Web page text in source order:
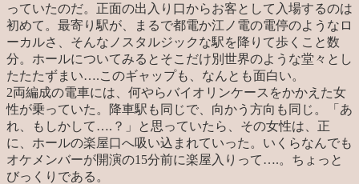
っていたのだ。正面の出入り口からお客として入場するのは
初めて。最寄り駅が、まるで都電か江ノ電の電停のようなロ
ーカルさ、そんなノスタルジックな駅を降りて歩くこと数
分。ホールについてみるとそこだけ別世界のような堂々とし
たたたずまい….このギャップも、なんとも面白い。
2両編成の電車には、何やらバイオリンケースをかかえた女
性が乗っていた。降車駅も同じで、向かう方向も同じ。「あ
れ、もしかして….？」と思っていたら、その女性は、正
に、ホールの楽屋口へ吸い込まれていった。いくらなんでも
オケメンバーが開演の15分前に楽屋入りって….。ちょっと
びっくりである。